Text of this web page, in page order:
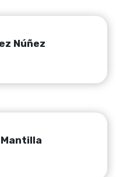
Núñez